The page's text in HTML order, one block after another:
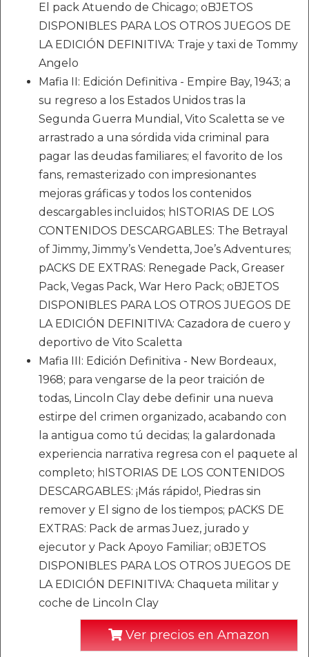
El pack Atuendo de Chicago; oBJETOS
DISPONIBLES PARA LOS OTROS JUEGOS DE
LA EDICIÓN DEFINITIVA: Traje y taxi de Tommy
Angelo
Mafia II: Edición Definitiva - Empire Bay, 1943; a
su regreso a los Estados Unidos tras la
Segunda Guerra Mundial, Vito Scaletta se ve
arrastrado a una sórdida vida criminal para
pagar las deudas familiares; el favorito de los
fans, remasterizado con impresionantes
mejoras gráficas y todos los contenidos
descargables incluidos; hISTORIAS DE LOS
CONTENIDOS DESCARGABLES: The Betrayal
of Jimmy, Jimmy’s Vendetta, Joe’s Adventures;
pACKS DE EXTRAS: Renegade Pack, Greaser
Pack, Vegas Pack, War Hero Pack; oBJETOS
DISPONIBLES PARA LOS OTROS JUEGOS DE
LA EDICIÓN DEFINITIVA: Cazadora de cuero y
deportivo de Vito Scaletta
Mafia III: Edición Definitiva - New Bordeaux,
1968; para vengarse de la peor traición de
todas, Lincoln Clay debe definir una nueva
estirpe del crimen organizado, acabando con
la antigua como tú decidas; la galardonada
experiencia narrativa regresa con el paquete al
completo; hISTORIAS DE LOS CONTENIDOS
DESCARGABLES: ¡Más rápido!, Piedras sin
remover y El signo de los tiempos; pACKS DE
EXTRAS: Pack de armas Juez, jurado y
ejecutor y Pack Apoyo Familiar; oBJETOS
DISPONIBLES PARA LOS OTROS JUEGOS DE
LA EDICIÓN DEFINITIVA: Chaqueta militar y
coche de Lincoln Clay
Ver precios en Amazon